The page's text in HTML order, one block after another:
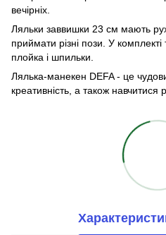
вечірніх.
Ляльки заввишки 23 см мають
приймати різні пози. У
плойка і шпильки.
Лялька-манекен DEFA - це
креативність, а також навчитися